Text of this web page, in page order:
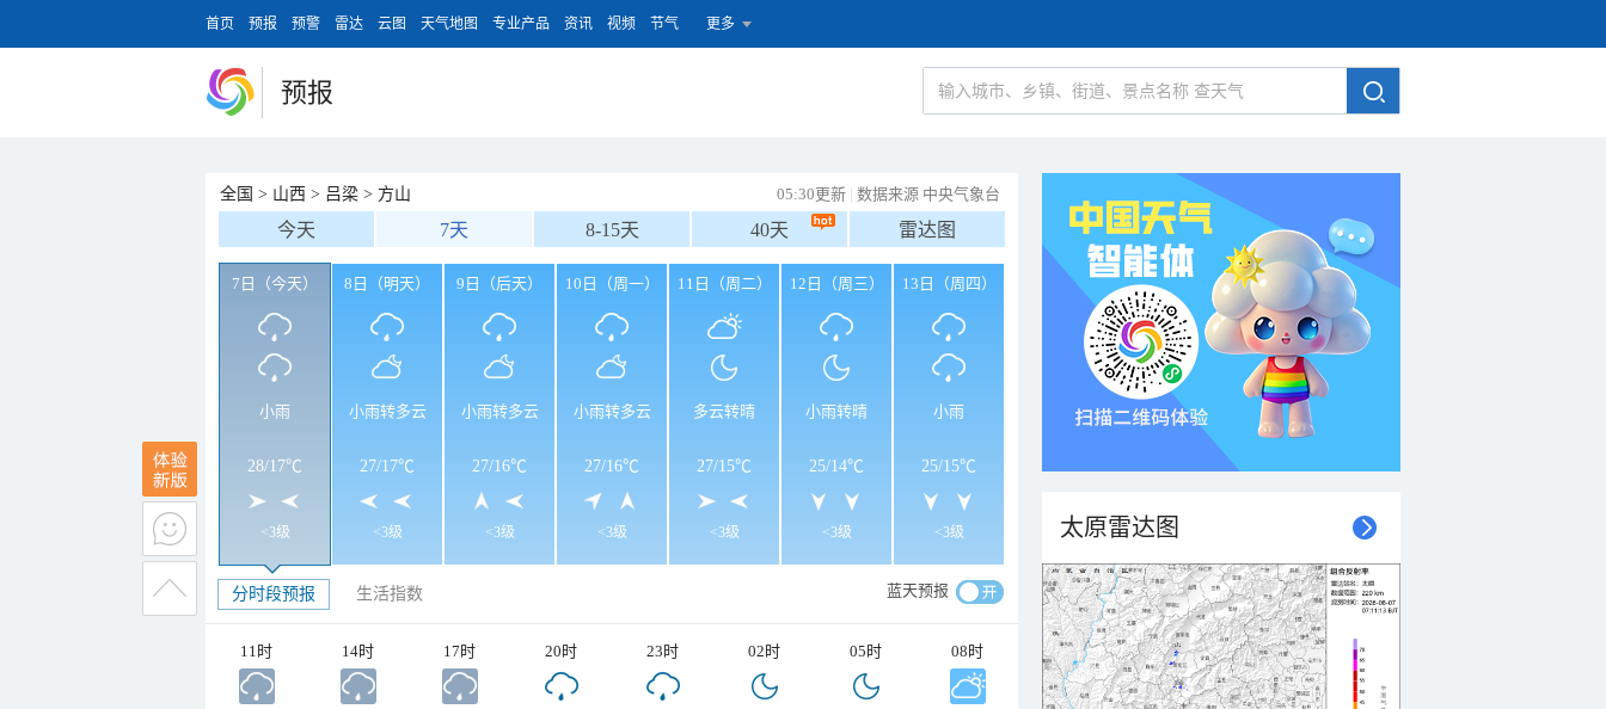
首页 预报 预警 雷达 云图 天气地图 专业产品 资讯 视频 节气 更多
预报
全国 > 山西 > 吕梁 > 方山 05:30更新 | 数据来源 中央气象台
今天 7天 8-15天 40天 雷达图
7日（今天）
小雨
28/17℃
<3级
8日（明天）
小雨转多云
27/17℃
<3级
9日（后天）
小雨转多云
27/16℃
<3级
10日（周一）
小雨转多云
27/16℃
<3级
11日（周二）
多云转晴
27/15℃
<3级
12日（周三）
小雨转晴
25/14℃
<3级
13日（周四）
小雨
25/15℃
<3级
分时段预报 生活指数 蓝天预报
11时 14时 17时 20时 23时 02时 05时 08时
太原雷达图